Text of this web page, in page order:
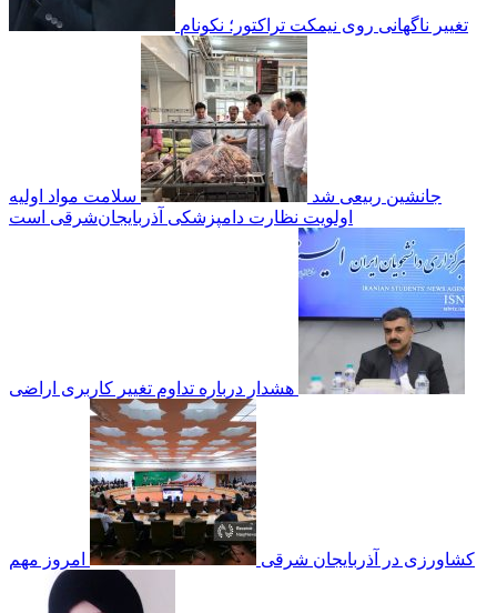
تغییر ناگهانی روی نیمکت تراکتور؛ نکونام
جانشین ربیعی شد
سلامت مواد اولیه
اولویت نظارت دامپزشکی آذربایجان‌شرقی است
هشدار درباره تداوم تغییر کاربری اراضی
کشاورزی در آذربایجان شرقی امروز مهم‌